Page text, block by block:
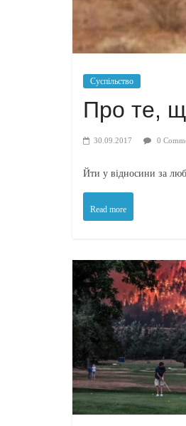
Суспільство
Про те,
30.09.2017 0
Йти у відносини за
Read more